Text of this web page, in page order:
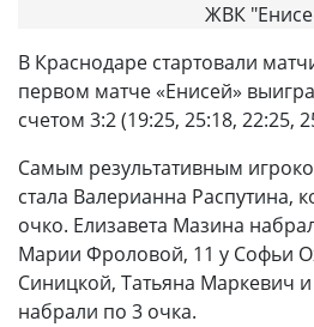
ЖВК
В Краснодаре стартовали
первом матче «Енисей»
счетом 3:2 (19:25, 25:18, 22:25,
Самым результативным
стала Валерианна Распутина,
очко. Елизавета Мазина
Марии Фроловой, 11 у Софьи
Синицкой, Татьяна Маркевич
набрали по 3 очка.